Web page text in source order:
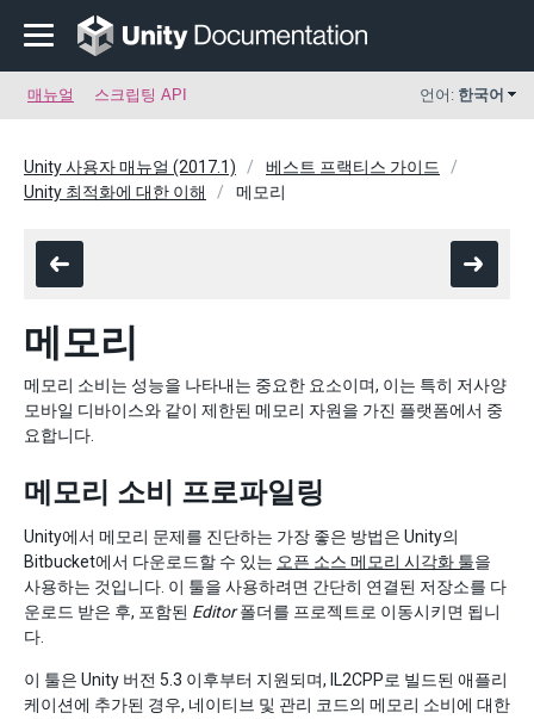
매뉴얼 스크립팅 API 언어: 한국어
Unity 사용자 매뉴얼 (2017.1)
베스트 프랙티스 가이드
Unity 최적화에 대한 이해
메모리
메모리
메모리 소비는 성능을 나타내는 중요한 요소이며, 이는 특히 저사양
모바일 디바이스와 같이 제한된 메모리 자원을 가진 플랫폼에서 중
요합니다.
메모리 소비 프로파일링
Unity에서 메모리 문제를 진단하는 가장 좋은 방법은 Unity의
Bitbucket에서 다운로드할 수 있는 오픈 소스 메모리 시각화 툴을
사용하는 것입니다. 이 툴을 사용하려면 간단히 연결된 저장소를 다
운로드 받은 후, 포함된 Editor폴더를 프로젝트로 이동시키면 됩니
다.
이 툴은 Unity 버전 5.3 이후부터 지원되며, IL2CPP로 빌드된 애플리
케이션에 추가된 경우, 네이티브 및 관리 코드의 메모리 소비에 대한